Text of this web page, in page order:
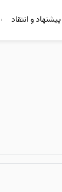
پیشنهاد و انتقاد